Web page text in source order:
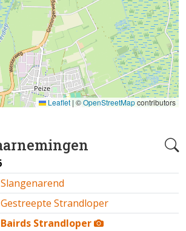
Slangenarend
Gestreepte Strandloper
Bairds Strandloper
Leaflet | ©OpenStreetMapcontributors